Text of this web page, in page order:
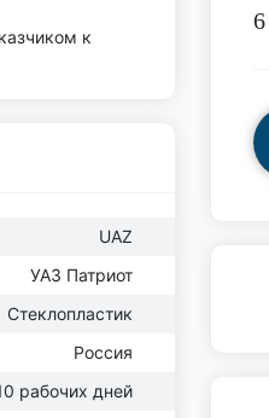
к
UAZ
УАЗ Патриот
Стеклопластик
Россия
рабочих дней